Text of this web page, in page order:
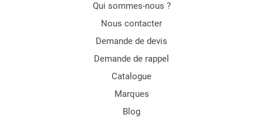
Qui sommes-nous ?
Nous contacter
Demande de devis
Demande de rappel
Catalogue
Marques
Blog